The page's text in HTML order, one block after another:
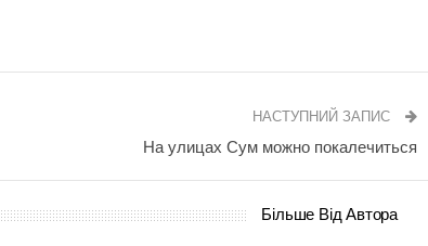
НАСТУПНИЙ ЗАПИС
На улицах Сум можно покалечиться
Більше Від Автора